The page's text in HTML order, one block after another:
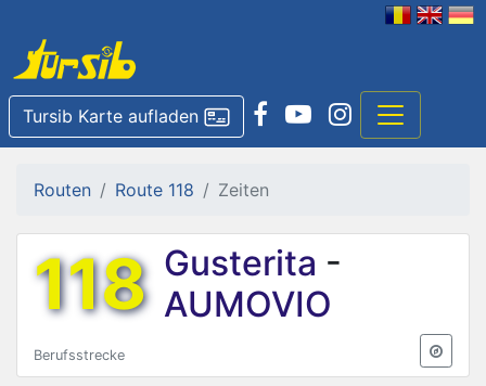
Tursib Karte aufladen
Routen Route 118 Zeiten
118 Gusterita -
AUMOVIO
Berufsstrecke